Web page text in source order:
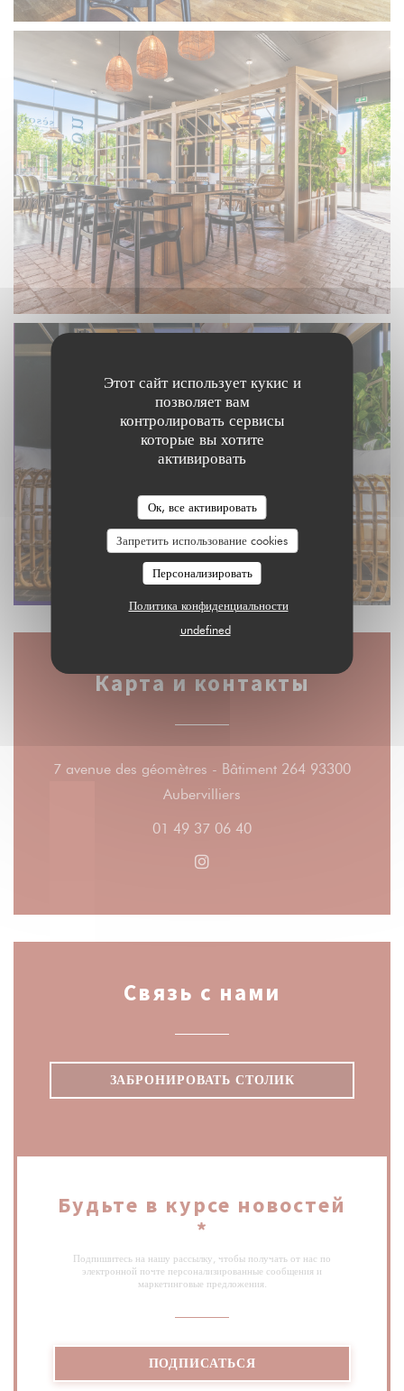
Этот сайт использует кукис и
позволяет вам
контролировать сервисы
которые вы хотите
активировать
Ок, все активировать
Запретить использование cookies
Персонализировать
Политика конфиденциальности
undefined
Карта и контакты
7 avenue des géomètres - Bâtiment 264 93300
Aubervilliers
01 49 37 06 40
Instagram ((открывается в
Связь с нами
ЗАБРОНИРОВАТЬ СТОЛИК
Будьте в курсе новостей
*
Подпишитесь на нашу рассылку, чтобы получать от нас по
электронной почте персонализированные сообщения и
маркетинговые предложения.
ПОДПИСАТЬСЯ